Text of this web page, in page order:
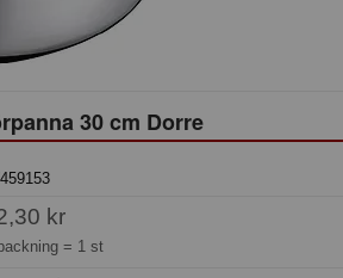
30 cm Dorre
kr
= 1 st